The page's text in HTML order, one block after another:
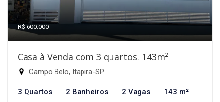
R$ 600.000
Casa à Venda com 3 quartos, 143m²
Campo Belo, Itapira-SP
3 Quartos 2 Banheiros 2 Vagas 143 m²